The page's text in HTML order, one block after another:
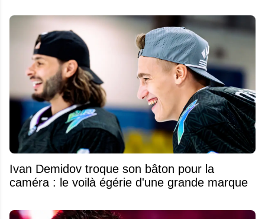
Ivan Demidov troque son bâton pour la
caméra : le voilà égérie d'une grande marque